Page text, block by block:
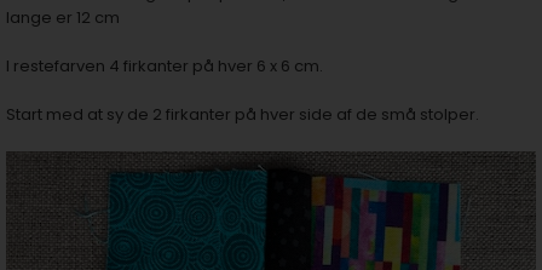
lange er 12 cm
I restefarven 4 firkanter på hver 6 x 6 cm.
Start med at sy de 2 firkanter på hver side af de små stolper.